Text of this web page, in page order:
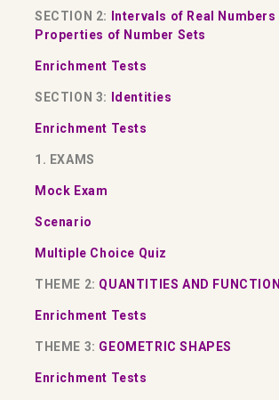
SECTION 2:
Intervals of Real Numbers
Properties of Number Sets
Enrichment Tests
SECTION 3: Identities
Enrichment Tests
1. EXAMS
Mock Exam
Scenario
Multiple Choice Quiz
THEME 2: QUANTITIES AND
Enrichment Tests
THEME 3: GEOMETRIC SHAPES
Enrichment Tests